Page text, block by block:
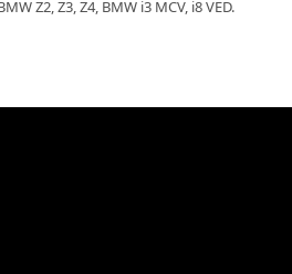
Z2, Z3, Z4, BMW i3 MCV, i8 VED.